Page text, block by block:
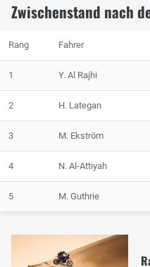
Zwischenstand nach
Rang Fahrer
1 Y. Al Rajhi
2 H. Lategan
3 M. Ekström
4 N. Al-Attiyah
5 M. Guthrie